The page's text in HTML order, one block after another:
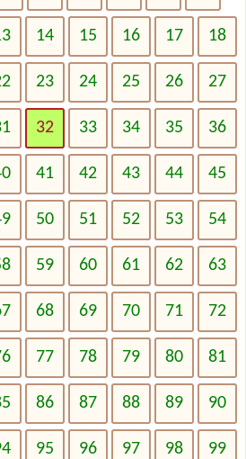
14 15 16 17 18
23 24 25 26 27
32 33 34 35 36
41 42 43 44 45
50 51 52 53 54
59 60 61 62 63
68 69 70 71 72
77 78 79 80 81
86 87 88 89 90
95 96 97 98 99